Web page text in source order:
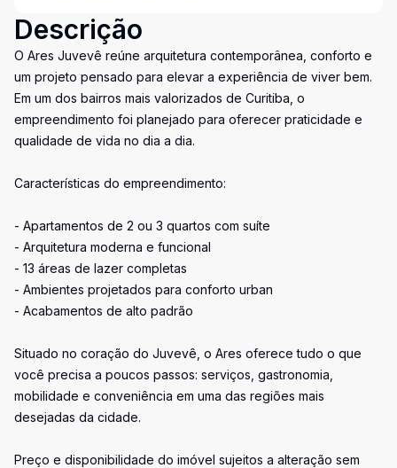
Descrição
O Ares Juvevê reúne arquitetura contemporânea, conforto e
um projeto pensado para elevar a experiência de viver bem.
Em um dos bairros mais valorizados de Curitiba, o
empreendimento foi planejado para oferecer praticidade e
qualidade de vida no dia a dia.
Características do empreendimento:
- Apartamentos de 2 ou 3 quartos com suíte
- Arquitetura moderna e funcional
- 13 áreas de lazer completas
- Ambientes projetados para conforto urban
- Acabamentos de alto padrão
Situado no coração do Juvevê, o Ares oferece tudo o que
você precisa a poucos passos: serviços, gastronomia,
mobilidade e conveniência em uma das regiões mais
desejadas da cidade.
Preço e disponibilidade do imóvel sujeitos a alteração sem